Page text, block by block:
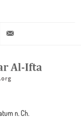
+20 2 25970400
n. Ch.